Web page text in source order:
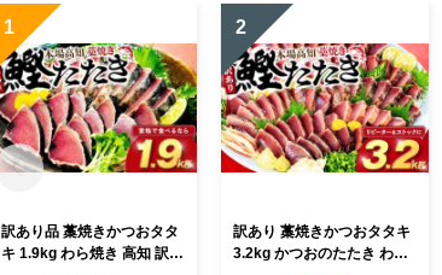
1
訳あり品 藁焼きかつおタタ
キ 1.9kg わら焼き 高知 訳あ
2
訳あり 藁焼きかつおタタキ
3.2kg かつおのたたき わら